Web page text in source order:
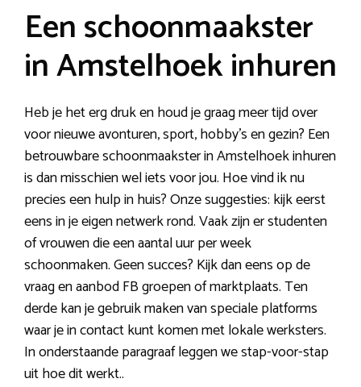
Een schoonmaakster
in Amstelhoek inhuren
Heb je het erg druk en houd je graag meer tijd over
voor nieuwe avonturen, sport, hobby’s en gezin? Een
betrouwbare schoonmaakster in Amstelhoek inhuren
is dan misschien wel iets voor jou. Hoe vind ik nu
precies een hulp in huis? Onze suggesties: kijk eerst
eens in je eigen netwerk rond. Vaak zijn er studenten
of vrouwen die een aantal uur per week
schoonmaken. Geen succes? Kijk dan eens op de
vraag en aanbod FB groepen of marktplaats. Ten
derde kan je gebruik maken van speciale platforms
waar je in contact kunt komen met lokale werksters.
In onderstaande paragraaf leggen we stap-voor-stap
uit hoe dit werkt..